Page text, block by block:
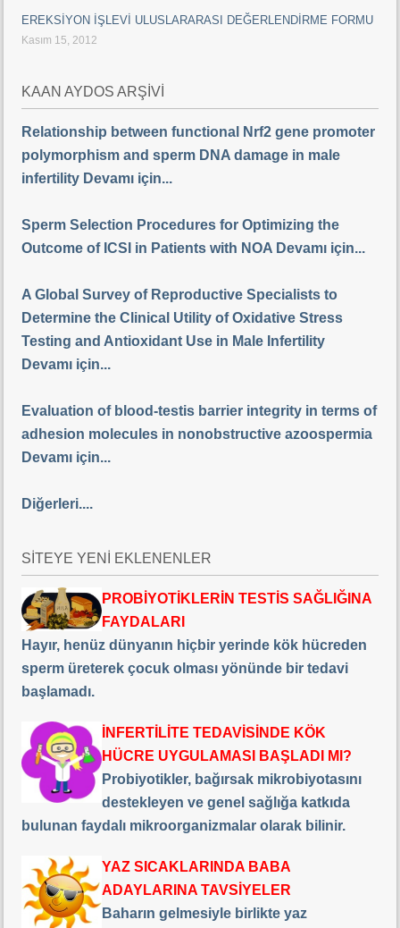
EREKSİYON İŞLEVİ ULUSLARARASI DEĞERLENDİRME FORMU
Kasım 15, 2012
KAAN AYDOS ARŞİVİ
Relationship between functional Nrf2 gene promoter
polymorphism and sperm DNA damage in male
infertility Devamı için...
Sperm Selection Procedures for Optimizing the
Outcome of ICSI in Patients with NOA Devamı için...
A Global Survey of Reproductive Specialists to
Determine the Clinical Utility of Oxidative Stress
Testing and Antioxidant Use in Male Infertility
Devamı için...
Evaluation of blood-testis barrier integrity in terms of
adhesion molecules in nonobstructive azoospermia
Devamı için...
Diğerleri....
SİTEYE YENİ EKLENENLER
PROBİYOTİKLERİN TESTİS SAĞLIĞINA
FAYDALARI
Hayır, henüz dünyanın hiçbir yerinde kök hücreden
sperm üreterek çocuk olması yönünde bir tedavi
başlamadı.
İNFERTİLİTE TEDAVİSİNDE KÖK
HÜCRE UYGULAMASI BAŞLADI MI?
Probiyotikler, bağırsak mikrobiyotasını
destekleyen ve genel sağlığa katkıda
bulunan faydalı mikroorganizmalar olarak bilinir.
YAZ SICAKLARINDA BABA
ADAYLARINA TAVSİYELER
Baharın gelmesiyle birlikte yaz